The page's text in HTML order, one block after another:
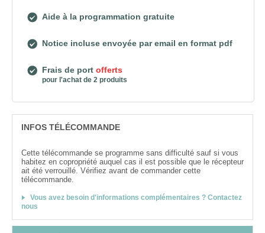
Aide à la programmation gratuite
Notice incluse envoyée par email en format pdf
Frais de port offerts
pour l'achat de 2 produits
INFOS TÉLÉCOMMANDE
Cette télécommande se programme sans difficulté sauf si vous
habitez en copropriété auquel cas il est possible que le récepteur
ait été verrouillé. Vérifiez avant de commander cette
télécommande.
Vous avez besoin d'informations complémentaires ? Contactez
nous